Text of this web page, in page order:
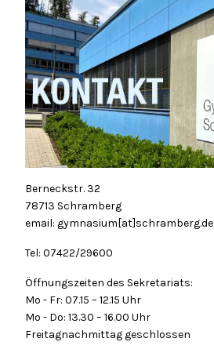
Berneckstr. 32
78713 Schramberg
email: gymnasium[at]schramberg.de
Tel: 07422/29600
Öffnungszeiten des Sekretariats:
Mo - Fr: 07.15 – 12.15 Uhr
Mo - Do: 13.30 – 16.00 Uhr
Freitagnachmittag geschlossen